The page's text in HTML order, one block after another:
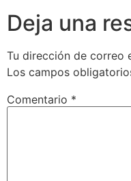
Deja una
Tu dirección de correo
Los campos
Comentario *